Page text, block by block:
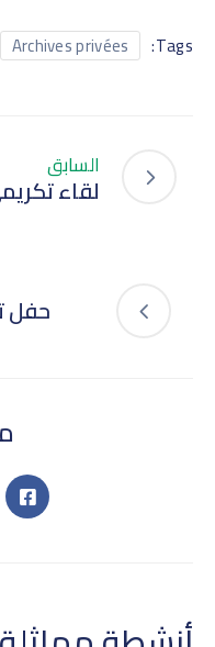
Tags:
Archives privées
السابق
لقاء
حفل